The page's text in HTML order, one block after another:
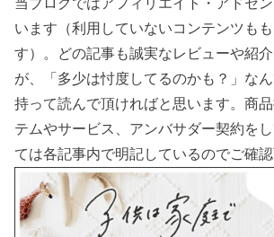
当ブログではアフィリエイト・アドセ
います（利用していないコンテンツも
す）。どの記事も誠実なレビューや紹
が、「多少は忖度してるのかも？」な
持って読んで頂ければと思います。商
テムやサービス、アンバサダー契約を
ては各記事内で明記しているのでご確認